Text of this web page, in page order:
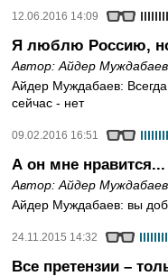
12.06.2016 14:09
Я люблю Россию,
Автор: Айдер Муждабаев
Айдер Муждабаев:
сейчас - нет
09.02.2016 16:51
А он мне нравится...
Автор: Айдер Муждабаев
Айдер Муждабаев: вы
24.11.2015 14:32
Все претензии –